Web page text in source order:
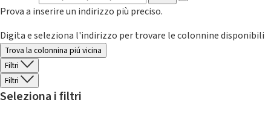
Prova a inserire un indirizzo più preciso.
Digita e seleziona l'indirizzo per trovare le colonnine disponibili
Trova la colonnina piú vicina
Filtri
Filtri
Seleziona i filtri